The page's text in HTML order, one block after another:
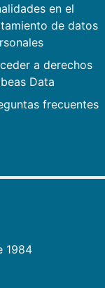
en el
de datos
a derechos
Data
frecuentes
1984